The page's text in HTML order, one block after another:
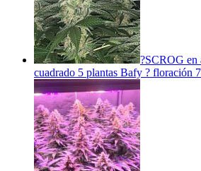
?SCROG en
cuadrado 5 plantas Bafy ? floración